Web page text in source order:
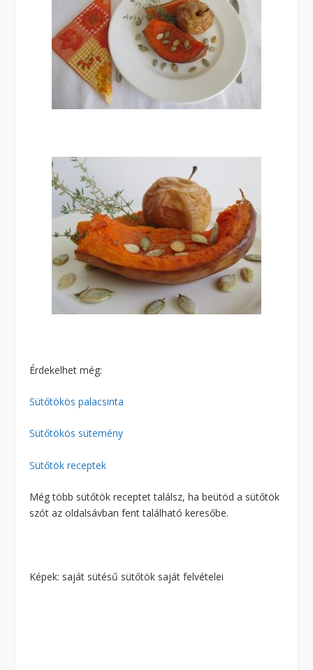
Érdekelhet még:
Sütőtökös palacsinta
Sütőtökös sütemény
Sütőtök receptek
Még több sütőtök receptet találsz, ha beütöd a sütőtök
szót az oldalsávban fent található keresőbe.
Képek: saját sütésű sütőtök saját felvételei